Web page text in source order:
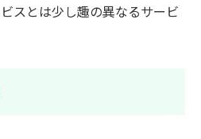
スとは少し趣の異なるサービ